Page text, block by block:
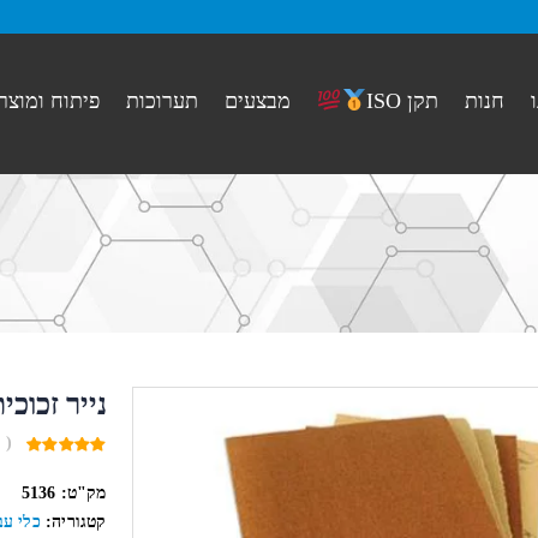
חנות תקן ISO מבצעים תערוכות פיתוח
נייר
out
of
5
(
מק"ט: 5136
קטגוריה: כלי